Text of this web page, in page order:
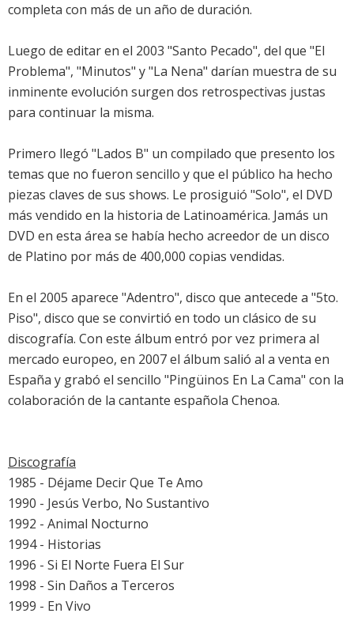
completa con más de un año de duración.
Luego de editar en el 2003 "Santo Pecado", del que "El
Problema", "Minutos" y "La Nena" darían muestra de su
inminente evolución surgen dos retrospectivas justas
para continuar la misma.
Primero llegó "Lados B" un compilado que presento los
temas que no fueron sencillo y que el público ha hecho
piezas claves de sus shows. Le prosiguió "Solo", el DVD
más vendido en la historia de Latinoamérica. Jamás un
DVD en esta área se había hecho acreedor de un disco
de Platino por más de 400,000 copias vendidas.
En el 2005 aparece "Adentro", disco que antecede a "5to.
Piso", disco que se convirtió en todo un clásico de su
discografía. Con este álbum entró por vez primera al
mercado europeo, en 2007 el álbum salió al a venta en
España y grabó el sencillo "Pingüinos En La Cama" con la
colaboración de la cantante española Chenoa.
Discografía
1985 - Déjame Decir Que Te Amo
1990 - Jesús Verbo, No Sustantivo
1992 - Animal Nocturno
1994 - Historias
1996 - Si El Norte Fuera El Sur
1998 - Sin Daños a Terceros
1999 - En Vivo